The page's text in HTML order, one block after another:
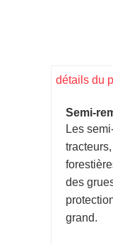
détails du
Semi-
Les
des
grand.